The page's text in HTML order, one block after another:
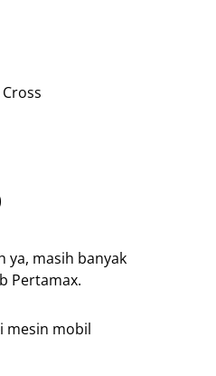
ya, masih banyak
Pertamax.
mesin mobil